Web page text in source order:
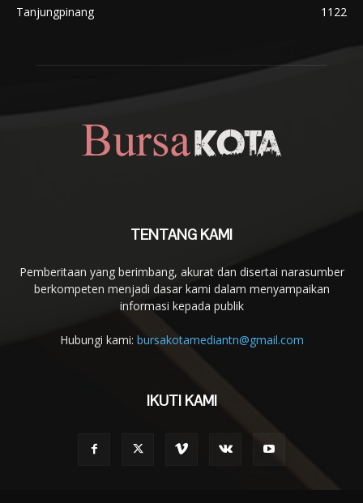
Tanjungpinang
1122
TENTANG KAMI
Pemberitaan yang berimbang, akurat dan disertai narasumber
berkompeten menjadi dasar kami dalam menyampaikan
informasi kepada publik
Hubungi kami: bursakotamediantn@gmail.com
IKUTI KAMI